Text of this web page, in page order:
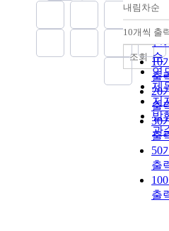
정
순
인
순
연
제
저
발
관
내림차순
내
10개씩 출
10
출
20
출
30
출
50
출
출
조회